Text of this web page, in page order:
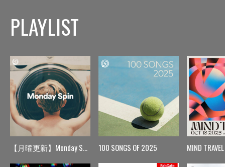
PLAYLIST
【月曜更新】Monday Spin 100 SONGS OF 2025 MIND TRAVEL